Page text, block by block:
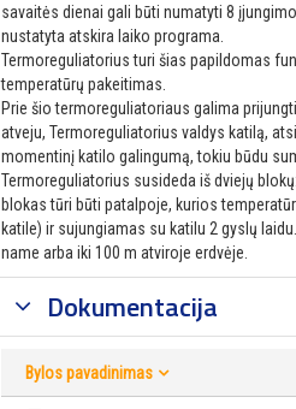
savaitės dienai gali būti numatyti 8
nustatyta atskira laiko programa.
Termoreguliatorius turi šias papildomas
temperatūrų pakeitimas.
Prie šio termoreguliatoriaus galima
atveju, Termoreguliatorius valdys katilą,
momentinį katilo galingumą, tokiu būdu
Termoreguliatorius susideda iš dviejų
blokas tūri būti patalpoje, kurios
katile) ir sujungiamas su katilu 2 gyslų
name arba iki 100 m atviroje erdvėje.
Dokumentacija
Bylos pavadinimas